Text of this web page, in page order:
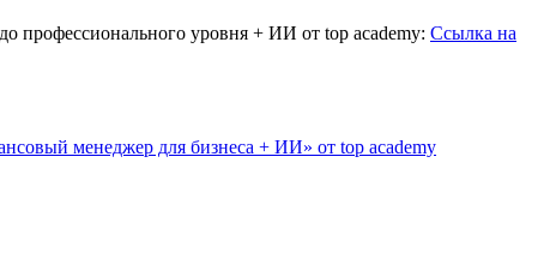
профессионального уровня + ИИ от top academy: Ссылка на
менеджер для бизнеса + ИИ» от top academy